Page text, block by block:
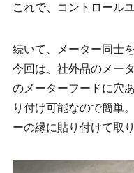
これで、コントロール
続いて、メーター同士
今回は、社外品のメー
のメーターフードに穴
り付け可能なので簡単
ーの縁に貼り付けて取り